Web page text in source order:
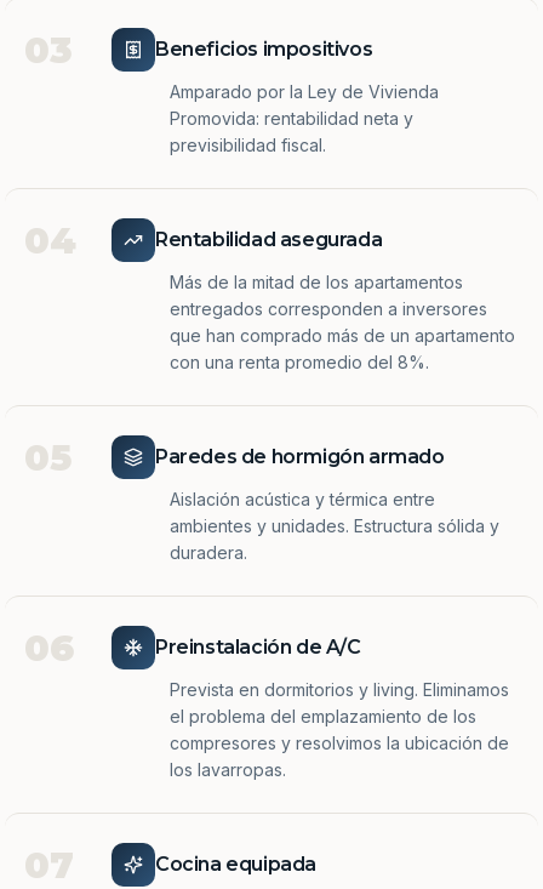
03 Beneficios impositivos
Amparado por la Ley de Vivienda
Promovida: rentabilidad neta y
previsibilidad fiscal.
04 Rentabilidad asegurada
Más de la mitad de los apartamentos
entregados corresponden a inversores
que han comprado más de un apartamento
con una renta promedio del 8%.
05 Paredes de hormigón armado
Aislación acústica y térmica entre
ambientes y unidades. Estructura sólida y
duradera.
06 Preinstalación de A/C
Prevista en dormitorios y living. Eliminamos
el problema del emplazamiento de los
compresores y resolvimos la ubicación de
los lavarropas.
07 Cocina equipada